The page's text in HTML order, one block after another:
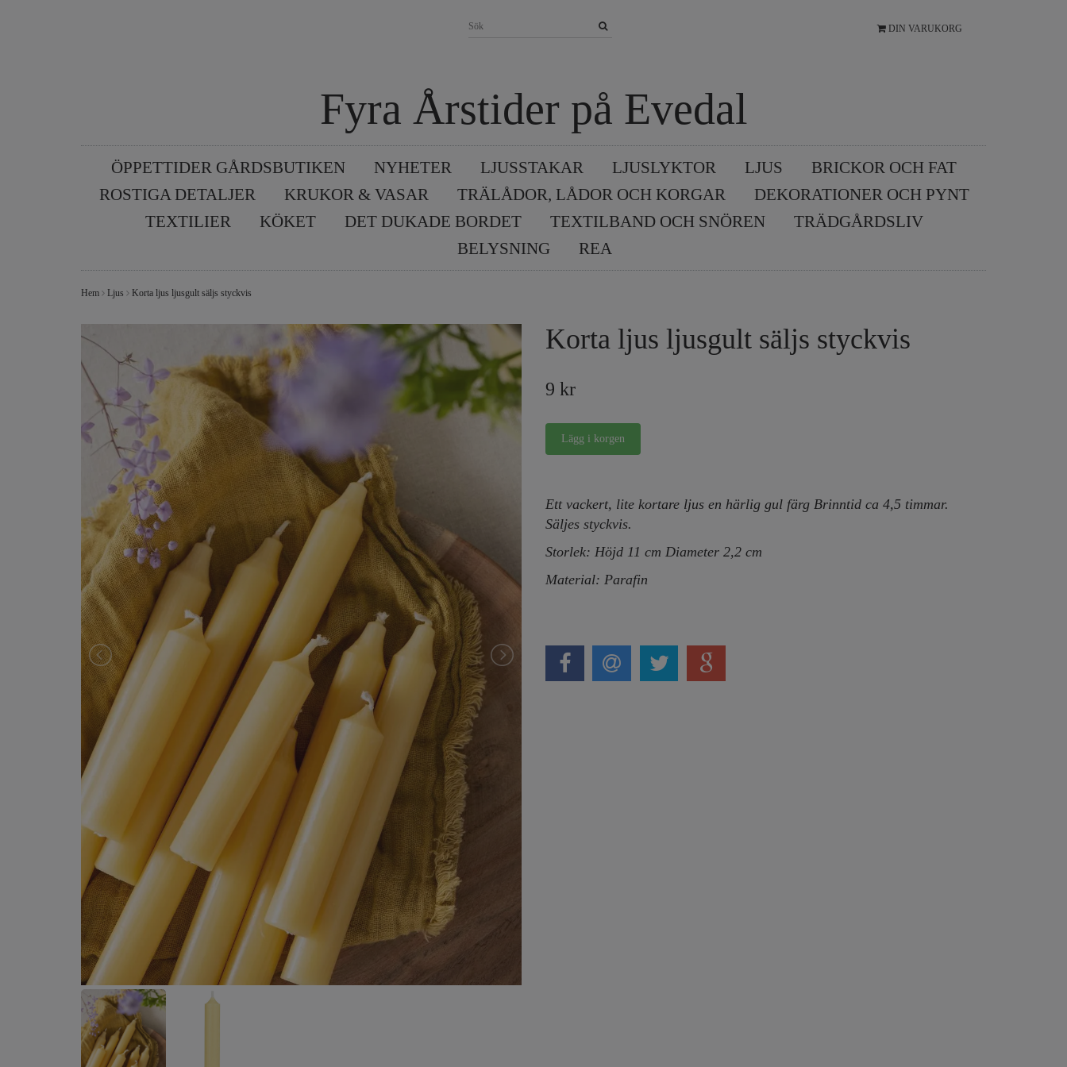
DIN VARUKORG
Fyra Årstider på Evedal
ÖPPETTIDER GÅRDSBUTIKEN NYHETER LJUSSTAKAR LJUSLYKTOR LJUS
BRICKOR OCH FAT
ROSTIGA DETALJER
KRUKOR & VASAR TRÄLÅDOR, LÅDOR OCH KORGAR
DEKORATIONER OCH PYNT
TEXTILIER
KÖKET DET DUKADE BORDET TEXTILBAND OCH SNÖREN
TRÄDGÅRDSLIV
BELYSNING
REA
Hem Ljus Korta ljus ljusgult säljs styckvis
Korta ljus ljusgult säljs styckvis
9 kr
Ett vackert, lite kortare ljus en härlig gul färg Brinntid ca 4,5 timmar.
Säljes styckvis.
Storlek: Höjd 11 cm Diameter 2,2 cm
Material: Parafin